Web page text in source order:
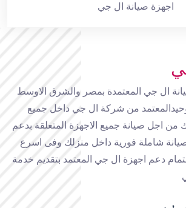
اجهزة صيانة ال جي
ال جي المعتمدة بمصر والشرق الاوسط
من شركة ال جي داخل جميع
اجل صيانة جميع الاجهزة المتعلقة بدعم
شاملة فورية داخل منزلك وفى اسرع
دعم اجهزة ال جي المعتمد بتقديم خدمة